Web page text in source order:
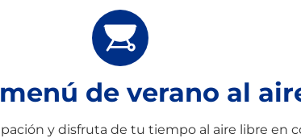
de verano al
y disfruta de tu tiempo al aire libre en